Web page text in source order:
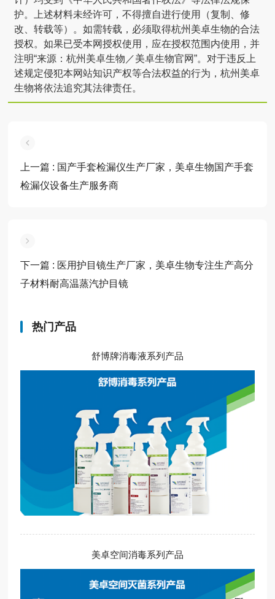
护。上述材料未经许可，不得擅自进行使用（复制、修
改、转载等）。如需转载，必须取得杭州美卓生物的合法
授权。如果已受本网授权使用，应在授权范围内使用，并
注明“来源：杭州美卓生物／美卓生物官网”。对于违反上
述规定侵犯本网站知识产权等合法权益的行为，杭州美卓
生物将依法追究其法律责任。
上一篇 : 国产手套检漏仪生产厂家，美卓生物国产手套
检漏仪设备生产服务商
下一篇 : 医用护目镜生产厂家，美卓生物专注生产高分
子材料耐高温蒸汽护目镜
热门产品
舒博牌消毒液系列产品
美卓空间消毒系列产品